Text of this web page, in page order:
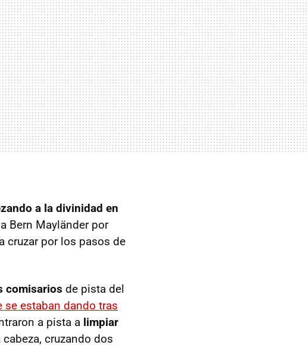
a la divinidad en
Bern Mayländer por
cruzar por los pasos de
comisarios de pista del
se estaban dando tras
a pista a limpiar
cruzando dos